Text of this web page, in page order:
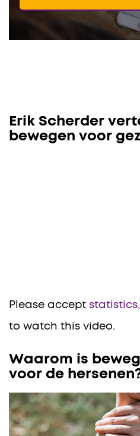
Erik Scherder
bewegen voor
Please accept
to watch this video.
Waarom is
voor de